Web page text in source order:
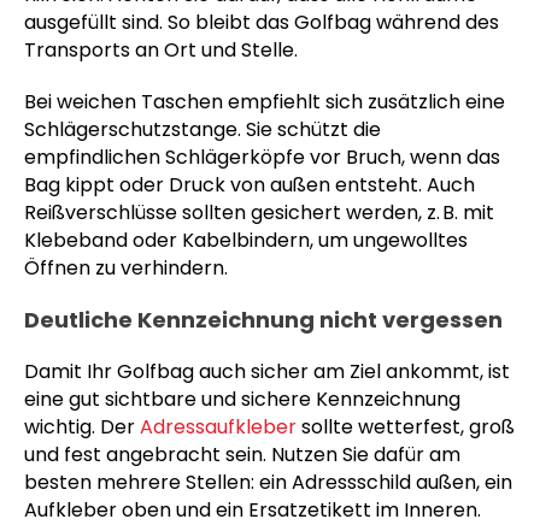
ausgefüllt sind. So bleibt das Golfbag während des
Transports an Ort und Stelle.
Bei weichen Taschen empfiehlt sich zusätzlich eine
Schlägerschutzstange. Sie schützt die
empfindlichen Schlägerköpfe vor Bruch, wenn das
Bag kippt oder Druck von außen entsteht. Auch
Reißverschlüsse sollten gesichert werden, z. B. mit
Klebeband oder Kabelbindern, um ungewolltes
Öffnen zu verhindern.
Deutliche Kennzeichnung nicht vergessen
Damit Ihr Golfbag auch sicher am Ziel ankommt, ist
eine gut sichtbare und sichere Kennzeichnung
wichtig. DerAdressaufklebersollte wetterfest, groß
und fest angebracht sein. Nutzen Sie dafür am
besten mehrere Stellen: ein Adressschild außen, ein
Aufkleber oben und ein Ersatzetikett im Inneren.